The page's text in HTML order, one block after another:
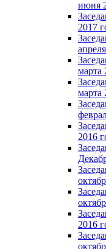
июня
2017
марта
марта
2016
2016